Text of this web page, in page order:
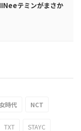
テミンがまさか
時代 NCT
TXT STAYC